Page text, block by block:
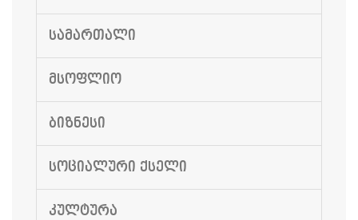
ᲡᲐᲛᲐᲠᲗᲐᲚᲘ
ᲛᲡᲝᲤᲚᲘᲝ
ᲑᲘᲖᲜᲔᲡᲘ
ᲡᲝᲪᲘᲐᲚᲣᲠᲘ ᲥᲡᲔᲚᲘ
ᲙᲣᲚᲢᲣᲠᲐ